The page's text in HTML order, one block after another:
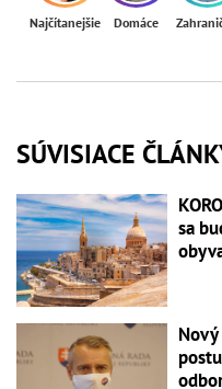
Najčítanejšie Domáce
SÚVISIACE
sa